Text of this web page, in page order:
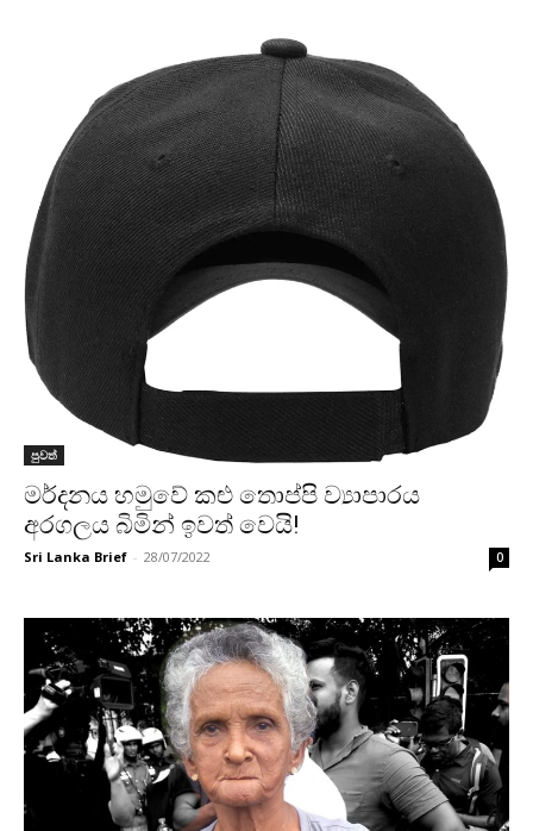
පුවත්
මර්දනය හමුවේ කළු තොප්පි ව්‍යාපාරය
අරගලය බිමින් ඉවත් වෙයි!
Sri Lanka Brief - 28/07/2022 0